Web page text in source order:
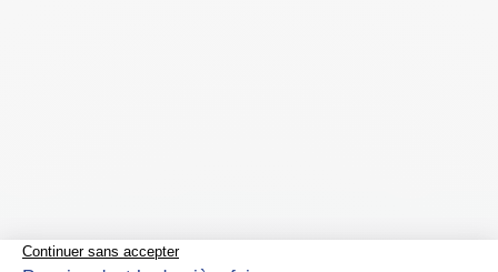
Produits similaires